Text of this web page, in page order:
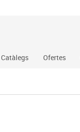
Catàlegs Ofertes